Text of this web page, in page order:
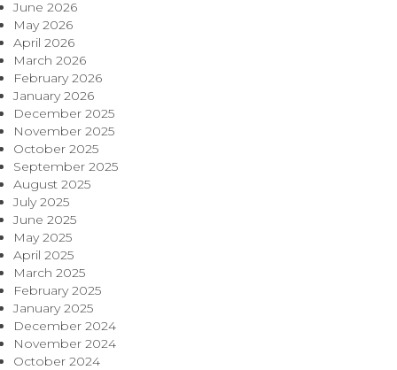
June 2026
May 2026
April 2026
March 2026
February 2026
January 2026
December 2025
November 2025
October 2025
September 2025
August 2025
July 2025
June 2025
May 2025
April 2025
March 2025
February 2025
January 2025
December 2024
November 2024
October 2024